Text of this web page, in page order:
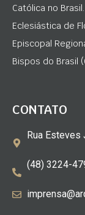
Católica no
Eclesiástica de
Episcopal
Bispos do Brasil
CONTATO
Rua
(48) 3224-